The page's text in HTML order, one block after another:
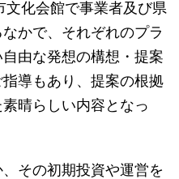
化会館で事業者及び県
かで、それぞれのプラ
由な発想の構想・提案
導もあり、提案の根拠
晴らしい内容となっ
その初期投資や運営を